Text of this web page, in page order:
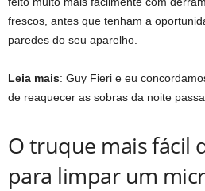
frescos, antes que tenham a
paredes do seu aparelho.
Leia mais: Guy Fieri e eu
de reaquecer as sobras da noite
O truque mais fácil
para limpar um